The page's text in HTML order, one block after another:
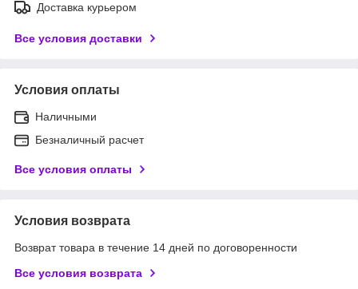
Доставка курьером
Все условия доставки
Условия оплаты
Наличными
Безналичный расчет
Все условия оплаты
Условия возврата
Возврат товара в течение 14 дней по договоренности
Все условия возврата